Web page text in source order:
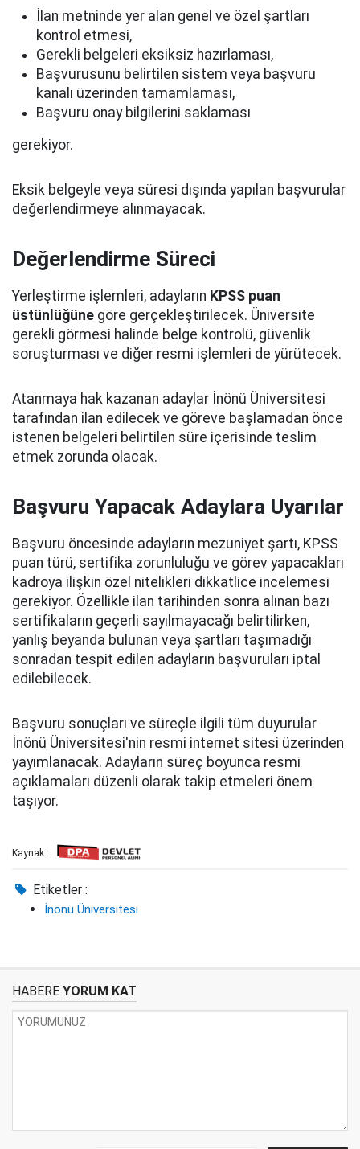
İlan metninde yer alan genel ve özel şartları
kontrol etmesi,
Gerekli belgeleri eksiksiz hazırlaması,
Başvurusunu belirtilen sistem veya başvuru
kanalı üzerinden tamamlaması,
Başvuru onay bilgilerini saklaması
gerekiyor.
Eksik belgeyle veya süresi dışında yapılan başvurular
değerlendirmeye alınmayacak.
Değerlendirme Süreci
Yerleştirme işlemleri, adayların KPSS puan
üstünlüğüne göre gerçekleştirilecek. Üniversite
gerekli görmesi halinde belge kontrolü, güvenlik
soruşturması ve diğer resmi işlemleri de yürütecek.
Atanmaya hak kazanan adaylar İnönü Üniversitesi
tarafından ilan edilecek ve göreve başlamadan önce
istenen belgeleri belirtilen süre içerisinde teslim
etmek zorunda olacak.
Başvuru Yapacak Adaylara Uyarılar
Başvuru öncesinde adayların mezuniyet şartı, KPSS
puan türü, sertifika zorunluluğu ve görev yapacakları
kadroya ilişkin özel nitelikleri dikkatlice incelemesi
gerekiyor. Özellikle ilan tarihinden sonra alınan bazı
sertifikaların geçerli sayılmayacağı belirtilirken,
yanlış beyanda bulunan veya şartları taşımadığı
sonradan tespit edilen adayların başvuruları iptal
edilebilecek.
Başvuru sonuçları ve süreçle ilgili tüm duyurular
İnönü Üniversitesi'nin resmi internet sitesi üzerinden
yayımlanacak. Adayların süreç boyunca resmi
açıklamaları düzenli olarak takip etmeleri önem
taşıyor.
Kaynak:
Etiketler :
İnönü Üniversitesi
HABERE YORUM KAT